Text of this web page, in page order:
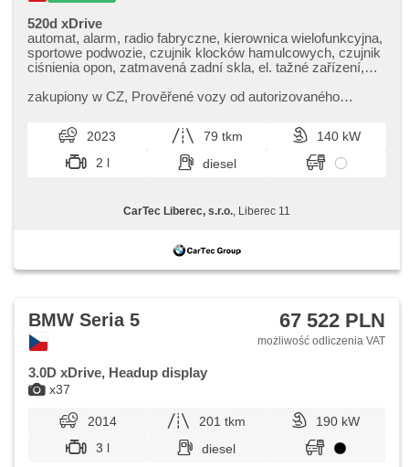
520d xDrive
automat, alarm, radio fabryczne, kierownica wielofunkcyjna,
sportowe podwozie, czujnik klocków hamulcowych, czujnik
ciśnienia opon, zatmavená zadní skla, el. tažné zařízení,
regulacja foteli, podgrzewane fotele, LED denní svícení
zakupiony w CZ,​ Prověřené vozy od autorizovaného
kontaktujte naše prodejce nebo ná...
2023 79 tkm
140 kW
2 l
diesel
CarTec Liberec, s.r.o. , Liberec 11
x37
BMW Seria 5 67 522 PLN
możliwość odliczenia VAT
3.0D xDrive, Headup display
2014 201 tkm
190 kW
3 l
diesel